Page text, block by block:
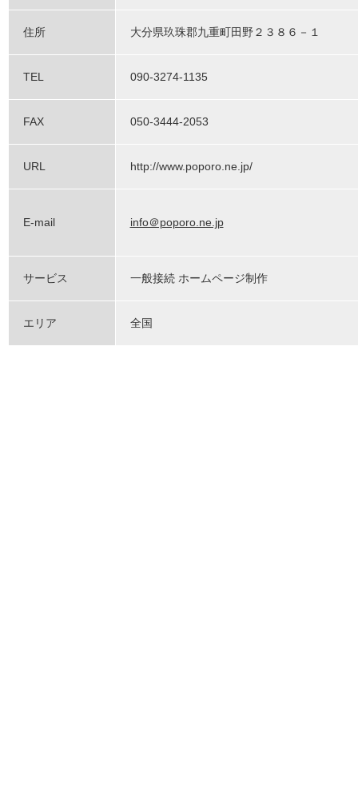
住所 大分県玖珠郡九重町田野２３８６－１
TEL 090-3274-1135
FAX 050-3444-2053
URL http://www.poporo.ne.jp/
E-mail info＠poporo.ne.jp
サービス 一般接続 ホームページ制作
エリア 全国